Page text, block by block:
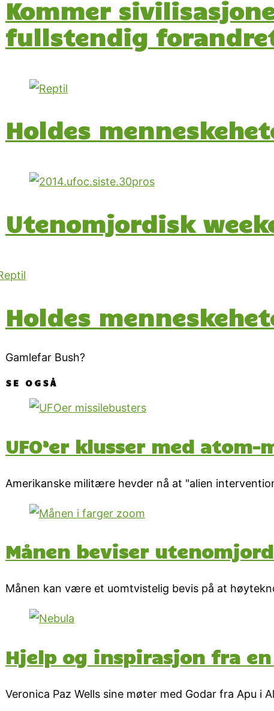
Kommer
fullstendig
Holdes
Utenomjordisk
Holdes
Gamlefar Bush?
SE OGSÅ
UFO’er klusser med atom-
Amerikanske militære hevder nå at "alien
Månen beviser
Månen kan være et uomtvistelig bevis på at
Hjelp og inspirasjon fra
Veronica Paz Wells sine møter med Godar fra Apu i